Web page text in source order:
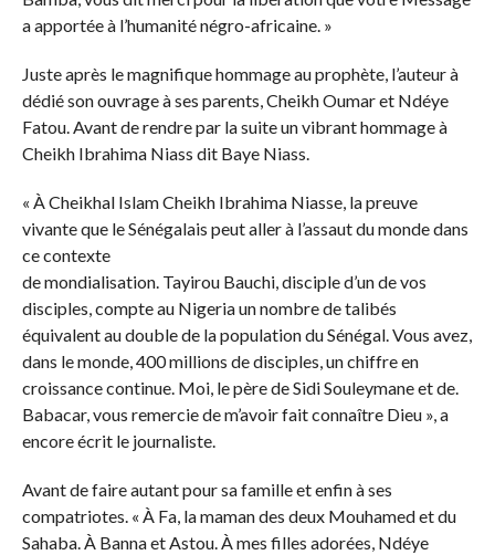
a apportée à l’humanité négro-africaine. »
Juste après le magnifique hommage au prophète, l’auteur à
dédié son ouvrage à ses parents, Cheikh Oumar et Ndéye
Fatou. Avant de rendre par la suite un vibrant hommage à
Cheikh Ibrahima Niass dit Baye Niass.
« À Cheikhal Islam Cheikh Ibrahima Niasse, la preuve
vivante que le Sénégalais peut aller à l’assaut du monde dans
ce contexte
de mondialisation. Tayirou Bauchi, disciple d’un de vos
disciples, compte au Nigeria un nombre de talibés
équivalent au double de la population du Sénégal. Vous avez,
dans le monde, 400 millions de disciples, un chiffre en
croissance continue. Moi, le père de Sidi Souleymane et de.
Babacar, vous remercie de m’avoir fait connaître Dieu », a
encore écrit le journaliste.
Avant de faire autant pour sa famille et enfin à ses
compatriotes. « À Fa, la maman des deux Mouhamed et du
Sahaba. À Banna et Astou. À mes filles adorées, Ndéye